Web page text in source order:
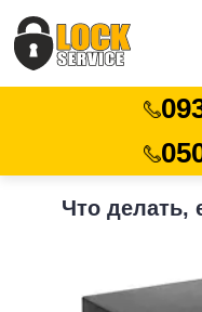
Что делать,